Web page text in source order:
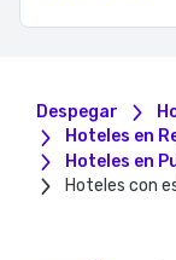
Despegar
Hoteles en
Hoteles en
Hoteles con